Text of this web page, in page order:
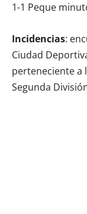
1-1 Peque
Incidencias:
Ciudad
perteneciente a
Segunda